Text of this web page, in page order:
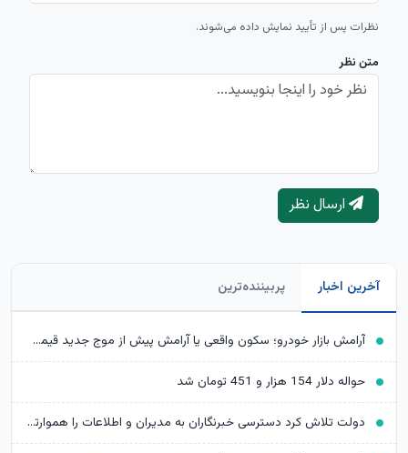
نظرات پس از تأیید نمایش داده می‌شوند.
متن نظر
ارسال نظر
آخرین اخبار پربیننده‌ترین
آرامش بازار خودرو؛ سکون واقعی یا آرامش پیش از موج جدید قیمت‌ها؟
حواله دلار 154 هزار و 451 تومان شد
دولت تلاش کرد دسترسی خبرنگاران به مدیران و اطلاعات را هموارتر کند